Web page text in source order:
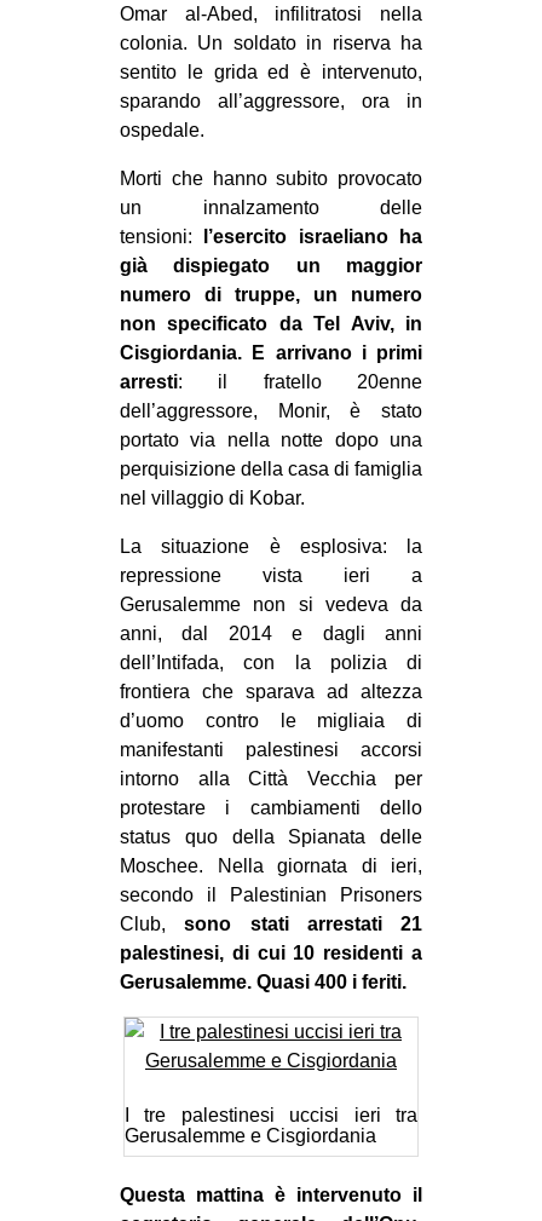
Omar al-Abed, infilitratosi nella
colonia. Un soldato in riserva ha
sentito le grida ed è intervenuto,
sparando all’aggressore, ora in
ospedale.
Morti che hanno subito provocato
un innalzamento delle
tensioni: l’esercito israeliano ha
già dispiegato un maggior
numero di truppe, un numero
non specificato da Tel Aviv, in
Cisgiordania. E arrivano i primi
arresti: il fratello 20enne
dell’aggressore, Monir, è stato
portato via nella notte dopo una
perquisizione della casa di famiglia
nel villaggio di Kobar.
La situazione è esplosiva: la
repressione vista ieri a
Gerusalemme non si vedeva da
anni, dal 2014 e dagli anni
dell’Intifada, con la polizia di
frontiera che sparava ad altezza
d’uomo contro le migliaia di
manifestanti palestinesi accorsi
intorno alla Città Vecchia per
protestare i cambiamenti dello
status quo della Spianata delle
Moschee. Nella giornata di ieri,
secondo il Palestinian Prisoners
Club,sono stati arrestati 21
palestinesi, di cui 10 residenti a
Gerusalemme. Quasi 400 i feriti.
I tre palestinesi uccisi ieri tra
Gerusalemme e Cisgiordania
Questa mattina è intervenuto il